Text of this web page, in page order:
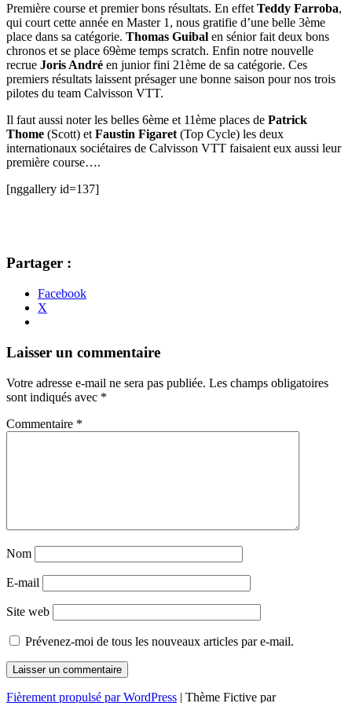
Première course et premier bons résultats. En effet Teddy Farroba,
qui court cette année en Master 1, nous gratifie d’une belle 3ème
place dans sa catégorie. Thomas Guibal en sénior fait deux bons
chronos et se place 69ème temps scratch. Enfin notre nouvelle
recrue Joris André en junior fini 21ème de sa catégorie. Ces
premiers résultats laissent présager une bonne saison pour nos trois
pilotes du team Calvisson VTT.
Il faut aussi noter les belles 6ème et 11ème places de Patrick
Thome (Scott) et Faustin Figaret (Top Cycle) les deux
internationaux sociétaires de Calvisson VTT faisaient eux aussi leur
première course….
[nggallery id=137]
Partager :
Facebook
X
Navigation
articles
←
→
Laisser un commentaire
Votre adresse e-mail ne sera pas publiée. Les champs obligatoires
sont indiqués avec *
Commentaire *
Nom
E-mail
Site web
Prévenez-moi de tous les nouveaux articles par e-mail.
Fièrement propulsé par WordPress | Thème Fictive par